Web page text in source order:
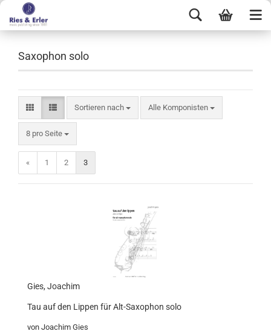
Saxophon solo
Sortieren nach Alle Komponisten
8 pro Seite
« 1 2 3
Gies, Joachim
Tau auf den Lippen für Alt-Saxophon solo
von Joachim Gies